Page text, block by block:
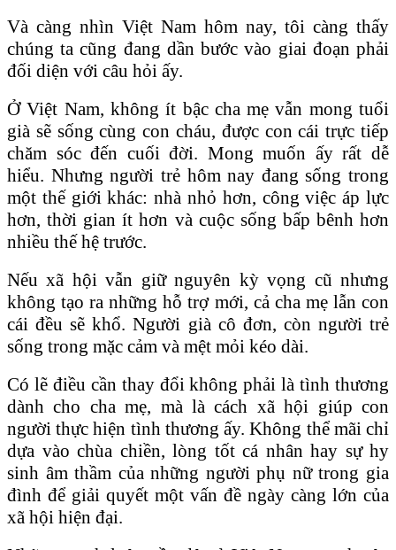
Và càng nhìn Việt Nam hôm nay, tôi càng thấy
chúng ta cũng đang dần bước vào giai đoạn phải
đối diện với câu hỏi ấy.
Ở Việt Nam, không ít bậc cha mẹ vẫn mong tuổi
già sẽ sống cùng con cháu, được con cái trực tiếp
chăm sóc đến cuối đời. Mong muốn ấy rất dễ
hiểu. Nhưng người trẻ hôm nay đang sống trong
một thế giới khác: nhà nhỏ hơn, công việc áp lực
hơn, thời gian ít hơn và cuộc sống bấp bênh hơn
nhiều thế hệ trước.
Nếu xã hội vẫn giữ nguyên kỳ vọng cũ nhưng
không tạo ra những hỗ trợ mới, cả cha mẹ lẫn con
cái đều sẽ khổ. Người già cô đơn, còn người trẻ
sống trong mặc cảm và mệt mỏi kéo dài.
Có lẽ điều cần thay đổi không phải là tình thương
dành cho cha mẹ, mà là cách xã hội giúp con
người thực hiện tình thương ấy. Không thể mãi chỉ
dựa vào chùa chiền, lòng tốt cá nhân hay sự hy
sinh âm thầm của những người phụ nữ trong gia
đình để giải quyết một vấn đề ngày càng lớn của
xã hội hiện đại.